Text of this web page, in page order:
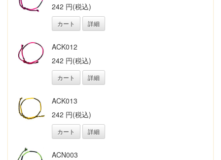
242 円(税込)
カート 詳細
ACK012
242 円(税込)
カート 詳細
ACK013
242 円(税込)
カート 詳細
ACN003